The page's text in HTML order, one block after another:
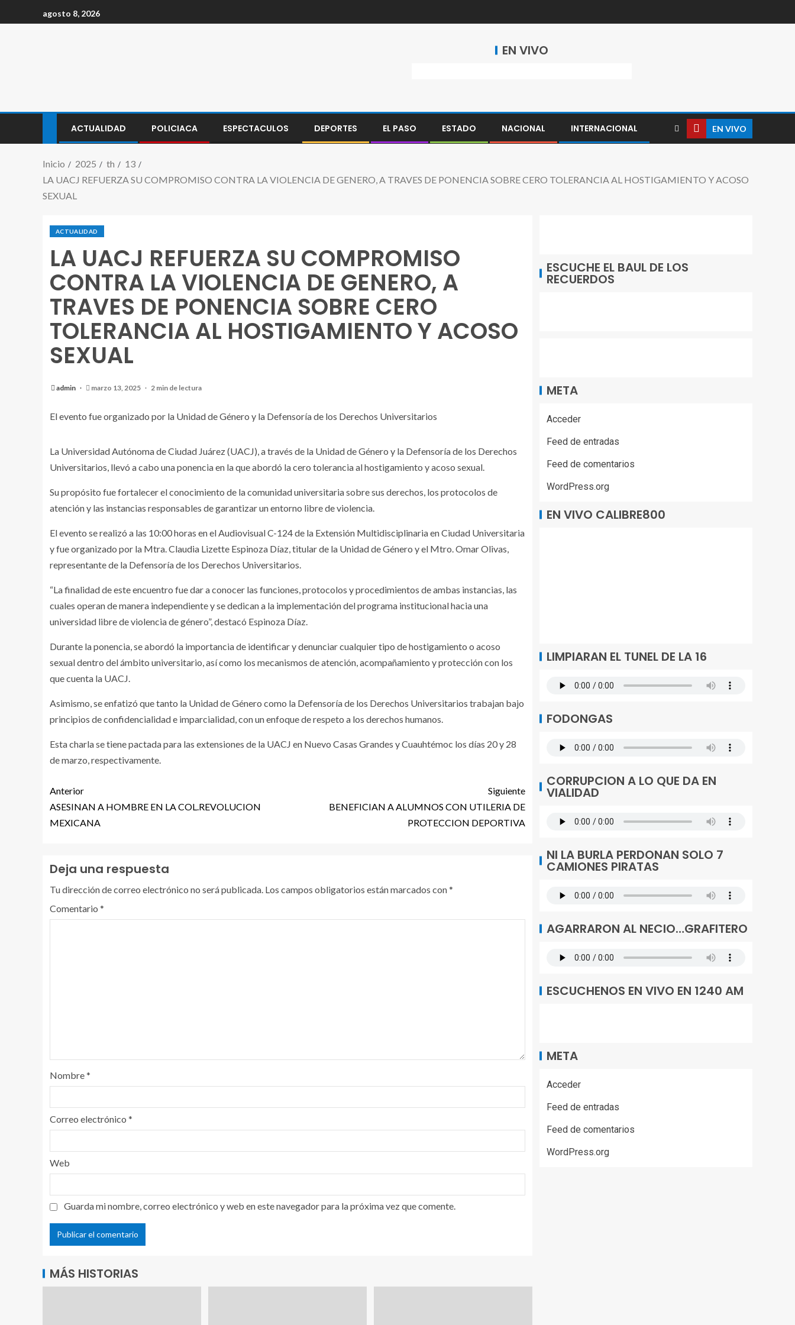
agosto 8, 2026
EN VIVO
ACTUALIDAD POLICIACA ESPECTACULOS DEPORTES EL PASO ESTADO NACIONAL INTERNACIONAL EN VIVO
Inicio 2025 th
13
LA UACJ REFUERZA SU COMPROMISO CONTRA LA VIOLENCIA DE GENERO, A TRAVES DE PONENCIA SOBRE CERO TOLERANCIA AL HOSTIGAMIENTO Y ACOSO
SEXUAL
ACTUALIDAD
LA UACJ REFUERZA SU COMPROMISO
CONTRA LA VIOLENCIA DE GENERO, A
TRAVES DE PONENCIA SOBRE CERO
TOLERANCIA AL HOSTIGAMIENTO Y ACOSO
SEXUAL
admin marzo 13, 2025 2 min de lectura
El evento fue organizado por la Unidad de Género y la Defensoría de los Derechos Universitarios
La Universidad Autónoma de Ciudad Juárez (UACJ), a través de la Unidad de Género y la Defensoría de los Derechos
Universitarios, llevó a cabo una ponencia en la que abordó la cero tolerancia al hostigamiento y acoso sexual.
Su propósito fue fortalecer el conocimiento de la comunidad universitaria sobre sus derechos, los protocolos de
atención y las instancias responsables de garantizar un entorno libre de violencia.
El evento se realizó a las 10:00 horas en el Audiovisual C-124 de la Extensión Multidisciplinaria en Ciudad Universitaria
y fue organizado por la Mtra. Claudia Lizette Espinoza Díaz, titular de la Unidad de Género y el Mtro. Omar Olivas,
representante de la Defensoría de los Derechos Universitarios.
“La finalidad de este encuentro fue dar a conocer las funciones, protocolos y procedimientos de ambas instancias, las
cuales operan de manera independiente y se dedican a la implementación del programa institucional hacia una
universidad libre de violencia de género”, destacó Espinoza Díaz.
Durante la ponencia, se abordó la importancia de identificar y denunciar cualquier tipo de hostigamiento o acoso
sexual dentro del ámbito universitario, así como los mecanismos de atención, acompañamiento y protección con los
que cuenta la UACJ.
Asimismo, se enfatizó que tanto la Unidad de Género como la Defensoría de los Derechos Universitarios trabajan bajo
principios de confidencialidad e imparcialidad, con un enfoque de respeto a los derechos humanos.
Esta charla se tiene pactada para las extensiones de la UACJ en Nuevo Casas Grandes y Cuauhtémoc los días 20 y 28
de marzo, respectivamente.
Anterior
ASESINAN A HOMBRE EN LA COL.REVOLUCION
MEXICANA
Siguiente
BENEFICIAN A ALUMNOS CON UTILERIA DE
PROTECCION DEPORTIVA
Deja una respuesta
Tu dirección de correo electrónico no será publicada. Los campos obligatorios están marcados con*
Comentario *
Nombre*
Correo electrónico *
Web
Guarda mi nombre, correo electrónico y web en este navegador para la próxima vez que comente.
MÁS HISTORIAS
ESCUCHE EL BAUL DE LOS
RECUERDOS
META
Acceder
Feed de entradas
Feed de comentarios
WordPress.org
EN VIVO CALIBRE800
LIMPIARAN EL TUNEL DE LA 16
FODONGAS
CORRUPCION A LO QUE DA EN
VIALIDAD
NI LA BURLA PERDONAN SOLO 7
CAMIONES PIRATAS
AGARRARON AL NECIO…GRAFITERO
ESCUCHENOS EN VIVO EN 1240 AM
META
Acceder
Feed de entradas
Feed de comentarios
WordPress.org